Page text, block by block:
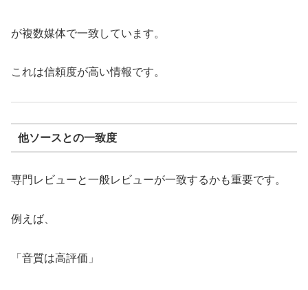
が複数媒体で一致しています。
これは信頼度が高い情報です。
他ソースとの一致度
専門レビューと一般レビューが一致するかも重要です。
例えば、
「音質は高評価」